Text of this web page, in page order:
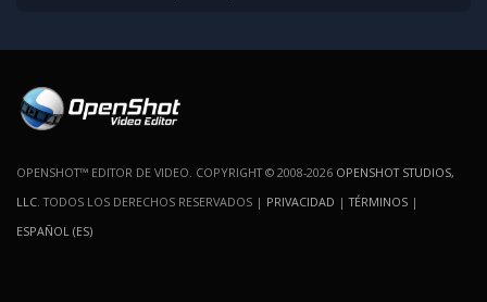
OPENSHOT™ EDITOR DE VIDEO. COPYRIGHT © 2008-2026 OPENSHOT STUDIOS,
LLC . TODOS LOS DERECHOS RESERVADOS | PRIVACIDAD |TÉRMINOS |
ESPAÑOL (ES)